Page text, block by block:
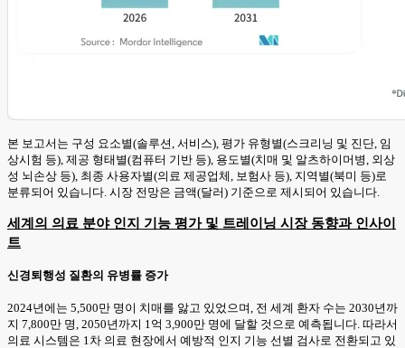
본 보고서는 구성 요소별(솔루션, 서비스), 평가 유형별(스크리닝 및 진단, 임
상시험 등), 제공 형태별(컴퓨터 기반 등), 용도별(치매 및 알츠하이머병, 외상
성 뇌손상 등), 최종 사용자별(의료 제공업체, 보험사 등), 지역별(북미 등)로
분류되어 있습니다. 시장 전망은 금액(달러) 기준으로 제시되어 있습니다.
세계의 의료 분야 인지 기능 평가 및 트레이닝 시장 동향과 인사이
트
신경퇴행성 질환의 유병률 증가
2024년에는 5,500만 명이 치매를 앓고 있었으며, 전 세계 환자 수는 2030년까
지 7,800만 명, 2050년까지 1억 3,900만 명에 달할 것으로 예측됩니다. 따라서
의료 시스템은 1차 의료 현장에서 예방적 인지 기능 선별 검사로 전환되고 있